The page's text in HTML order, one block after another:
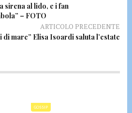
sirena al lido, e i fan
– FOTO
ARTICOLO PRECEDENTE
di mare” Elisa Isoardi saluta l’estate
GOSSIP